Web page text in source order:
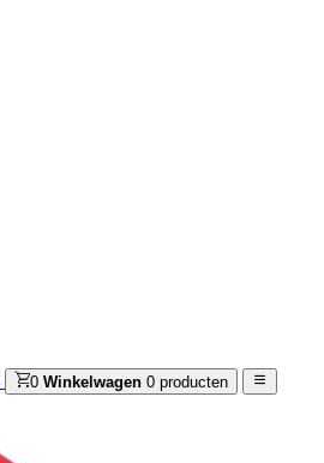
0 Winkelwagen 0 producten